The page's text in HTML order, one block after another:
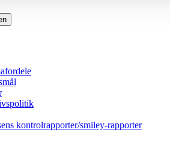
kontrolrapporter/smiley-rapporter